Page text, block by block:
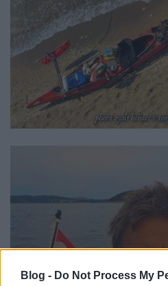
Blog - Do Not Process My